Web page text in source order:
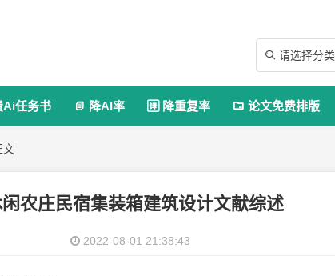
 请选择分类
Ai任务书  降AI率  降重复率  论文免费排版
文
农庄民宿集装箱建筑设计文献综述
2022-08-01 21:38:43